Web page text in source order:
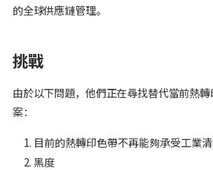
的全球供應鏈管理。
挑戰
由於以下問題，他們正在尋找替代當前熱
案：
目前的熱轉印色帶不再能夠承受工業清
黑度